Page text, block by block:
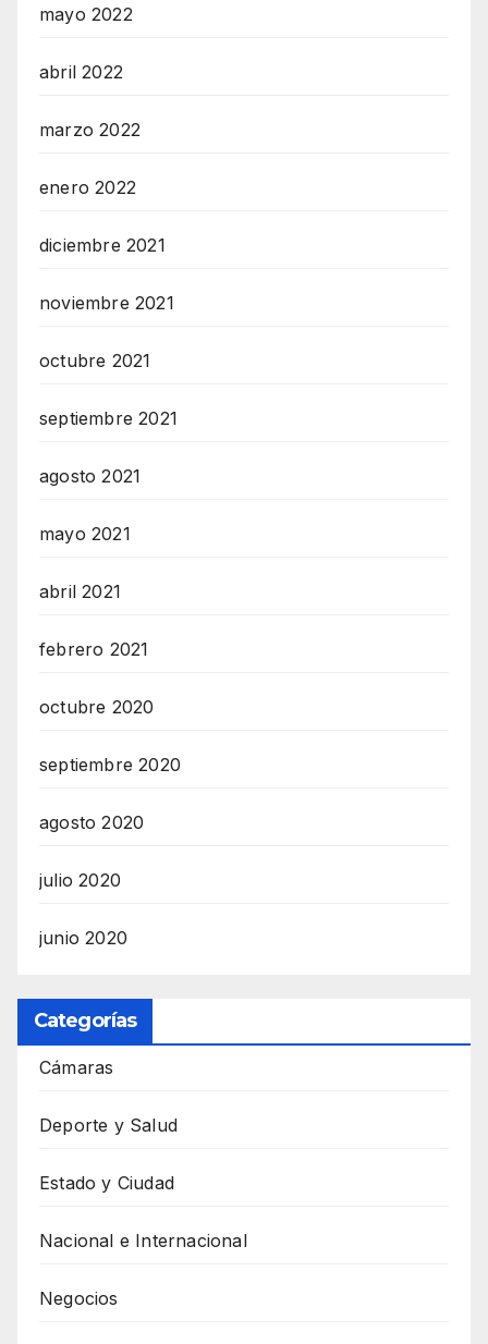
mayo 2022
abril 2022
marzo 2022
enero 2022
diciembre 2021
noviembre 2021
octubre 2021
septiembre 2021
agosto 2021
mayo 2021
abril 2021
febrero 2021
octubre 2020
septiembre 2020
agosto 2020
julio 2020
junio 2020
Categorías
Cámaras
Deporte y Salud
Estado y Ciudad
Nacional e Internacional
Negocios